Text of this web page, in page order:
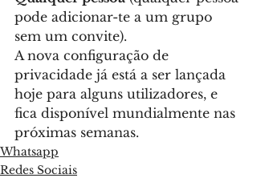
pode adicionar-te a um grupo
sem um convite).
A nova configuração de
privacidade já está a ser lançada
hoje para alguns utilizadores, e
fica disponível mundialmente nas
próximas semanas.
Whatsapp
Redes Sociais